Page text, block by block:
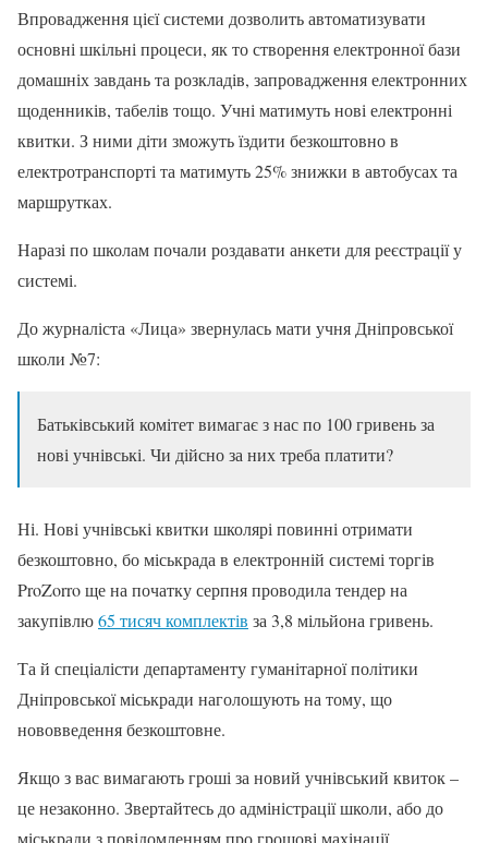
Впровадження цієї системи дозволить автоматизувати
основні шкільні процеси, як то створення електронної бази
домашніх завдань та розкладів, запровадження електронних
щоденників, табелів тощо. Учні матимуть нові електронні
квитки. З ними діти зможуть їздити безкоштовно в
електротранспорті та матимуть 25% знижки в автобусах та
маршрутках.
Наразі по школам почали роздавати анкети для реєстрації у
системі.
До журналіста «Лица» звернулась мати учня Дніпровської
школи №7:
Батьківський комітет вимагає з нас по 100 гривень за
нові учнівські. Чи дійсно за них треба платити?
Ні. Нові учнівські квитки школярі повинні отримати
безкоштовно, бо міськрада в електронній системі торгів
ProZorro ще на початку серпня проводила тендер на
закупівлю65 тисяч комплектів за 3,8 мільйона гривень.
Та й спеціалісти департаменту гуманітарної політики
Дніпровської міськради наголошують на тому, що
нововведення безкоштовне.
Якщо з вас вимагають гроші за новий учнівський квиток –
це незаконно. Звертайтесь до адміністрації школи, або до